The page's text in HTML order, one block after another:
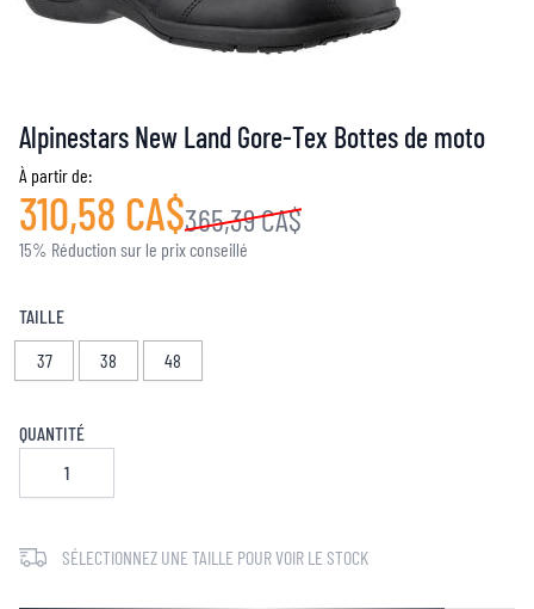
Alpinestars New Land Gore-Tex Bottes de moto
À partir de:
310,58 CA$365,39 CA$
15% Réduction sur le prix conseillé
TAILLE
37
38 48
QUANTITÉ
SÉLECTIONNEZ UNE TAILLE POUR VOIR LE STOCK